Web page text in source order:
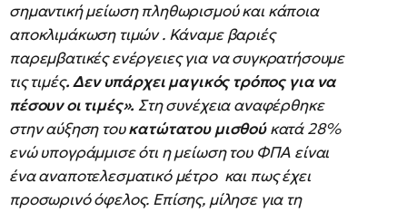
σημαντική μείωση πληθωρισμού και κάποια
αποκλιμάκωση τιμών . Κάναμε βαριές
παρεμβατικές ενέργειες για να συγκρατήσουμε
τις τιμές. Δεν υπάρχει μαγικός τρόπος για να
πέσουν οι τιμές». Στη συνέχεια αναφέρθηκε
στην αύξηση τουκατώτατου μισθούκατά 28%
ενώ υπογράμμισε ότι η μείωση του ΦΠΑ είναι
ένα αναποτελεσματικό μέτρο και πως έχει
προσωρινό όφελος. Επίσης, μίλησε για τη